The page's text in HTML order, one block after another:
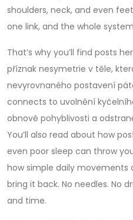
shoulders, neck, and even
one link, and the whole
That’s why you’ll find posts
příznak nesymetrie v těle,
nevyrovnaného postavení
connects to uvolnění
obnově pohyblivosti a
You’ll also read about how
even poor sleep can throw
how simple daily movements
bring it back. No needles. No
and time.